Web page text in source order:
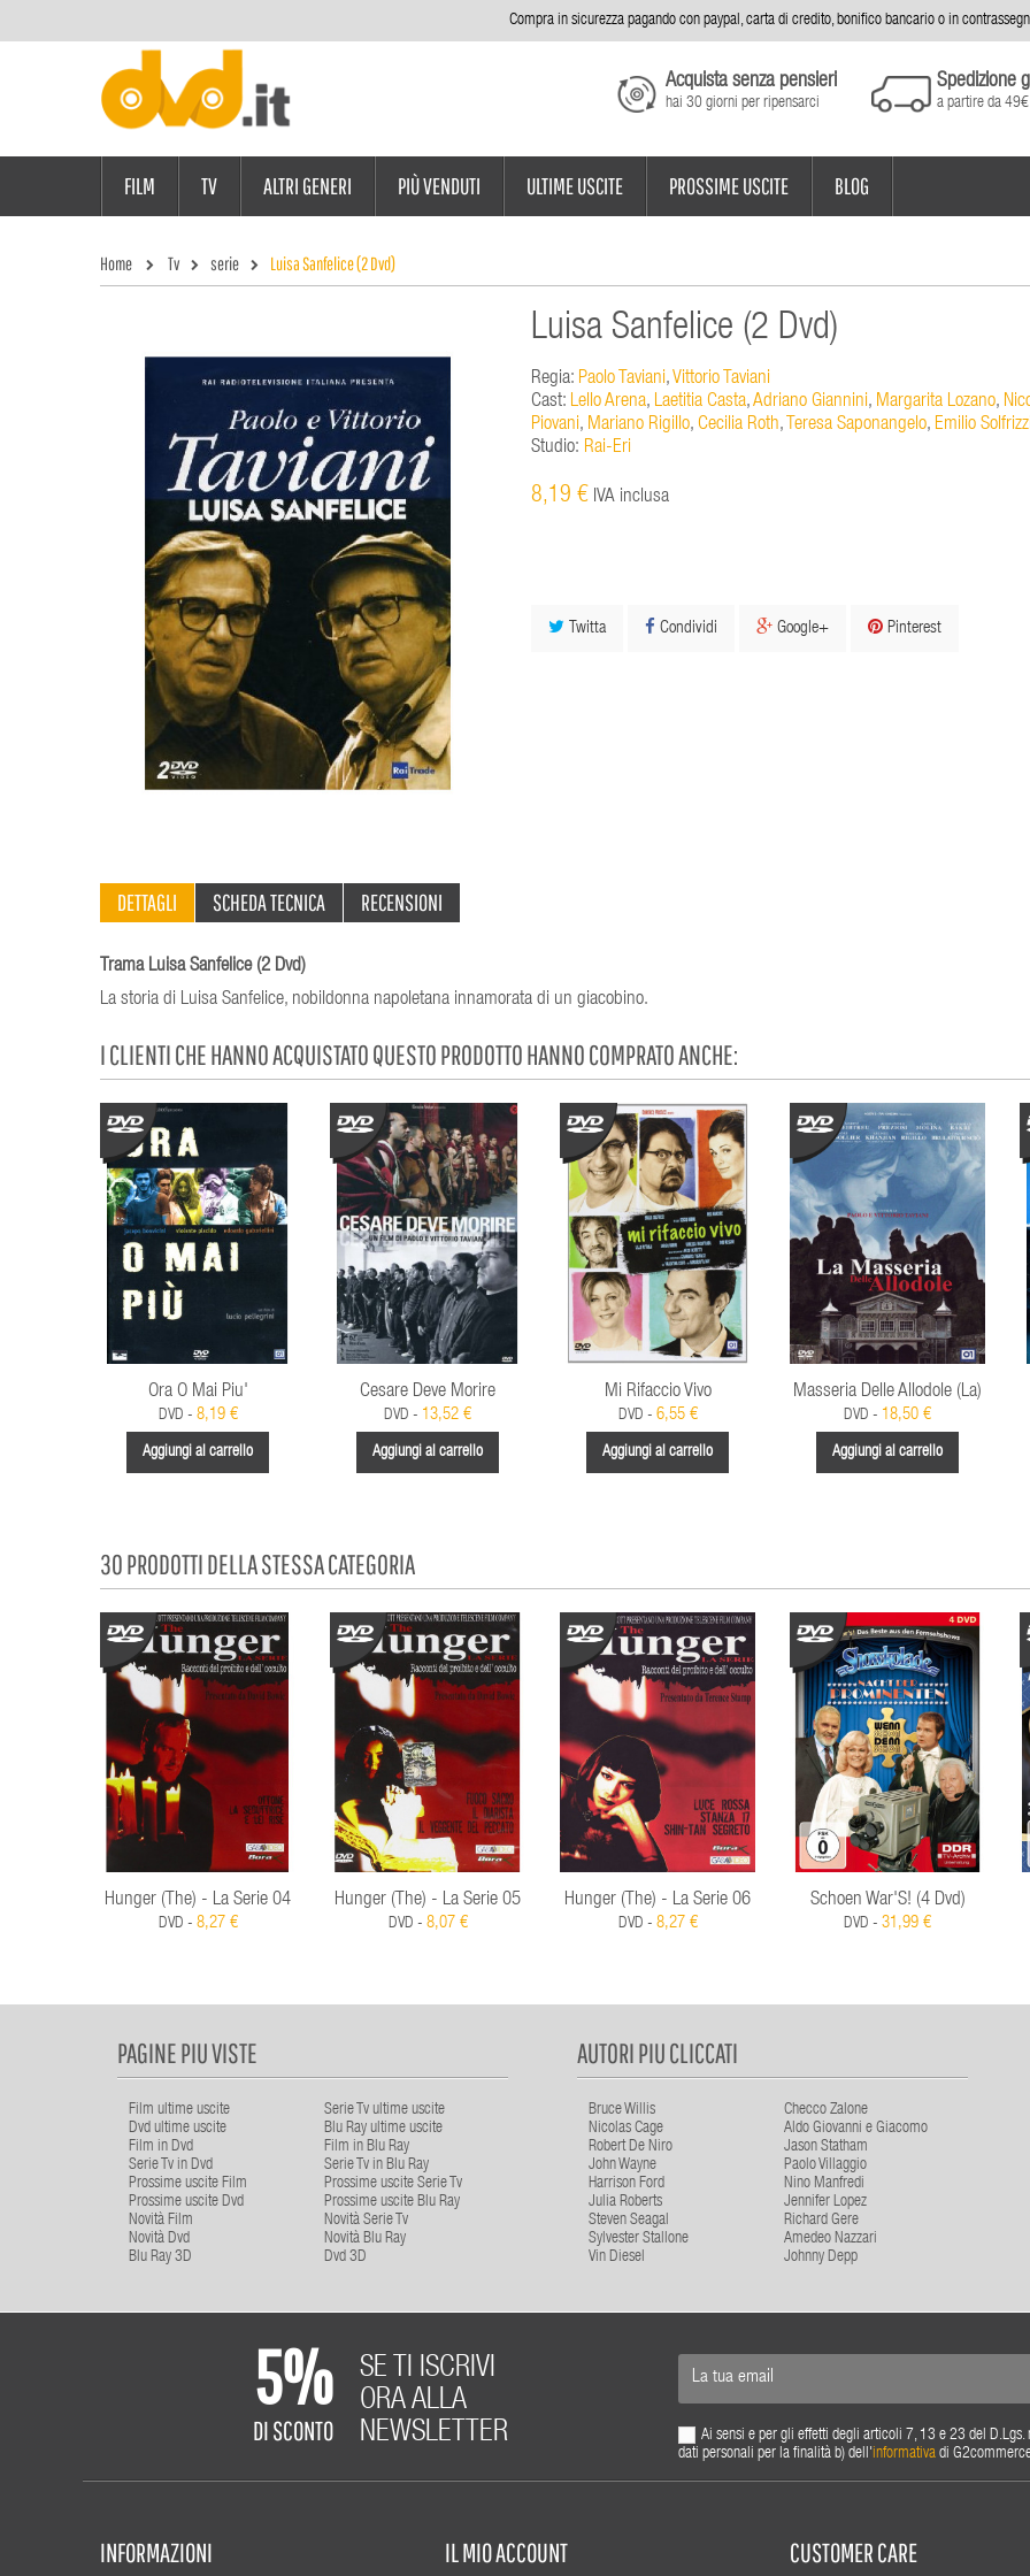
Compra in sicurezza pagando con paypal, carta di credito, bonifico bancario o in
Acquista senza pensieri
hai 30 giorni per ripensarci
Spedizione
a partire da 49€
FILM TV ALTRI GENERI PIÙ VENDUTI ULTIME USCITE PROSSIME USCITE BLOG
Home Tv serie Luisa Sanfelice (2 Dvd)
Luisa Sanfelice (2 Dvd)
Regia: Paolo Taviani,Vittorio Taviani
Cast: Lello Arena, Laetitia Casta,Adriano Giannini, Margarita Lozano,
Piovani, Mariano Rigillo, Cecilia Roth, Teresa Saponangelo, Emilio Solfrizzi
Studio: Rai-Eri
8,19 € IVA inclusa
Twitta Condividi Google+ Pinterest
DETTAGLI SCHEDA TECNICA RECENSIONI
Trama Luisa Sanfelice (2 Dvd)
La storia di Luisa Sanfelice, nobildonna napoletana innamorata di un giacobino.
I CLIENTI CHE HANNO ACQUISTATO QUESTO PRODOTTO HANNO COMPRATO ANCHE:
Ora O Mai Piu'
DVD - 8,19 €
Aggiungi al carrello
Cesare Deve Morire
DVD - 13,52 €
Aggiungi al carrello
Mi Rifaccio Vivo
DVD - 6,55 €
Aggiungi al carrello
Masseria Delle Allodole (La)
DVD - 18,50 €
Aggiungi al carrello
30 PRODOTTI DELLA STESSA CATEGORIA
Hunger (The) - La Serie 04
DVD - 8,27 €
Hunger (The) - La Serie 05
DVD - 8,07 €
Hunger (The) - La Serie 06
DVD - 8,27 €
Schoen War'S! (4 Dvd)
DVD - 31,99 €
PAGINE PIU VISTE
Film ultime uscite
Serie Tv ultime uscite
Dvd ultime uscite
Blu Ray ultime uscite
Film in Dvd
Film in Blu Ray
Serie Tv in Dvd
Serie Tv in Blu Ray
Prossime uscite Film
Prossime uscite Serie Tv
Prossime uscite Dvd
Prossime uscite Blu Ray
Novità Film
Novità Serie Tv
Novità Dvd
Novità Blu Ray
Blu Ray 3D
Dvd 3D
AUTORI PIU CLICCATI
Bruce Willis
Checco Zalone
Nicolas Cage
Aldo Giovanni e Giacomo
Robert De Niro
Jason Statham
John Wayne
Paolo Villaggio
Harrison Ford
Nino Manfredi
Julia Roberts
Jennifer Lopez
Steven Seagal
Richard Gere
Sylvester Stallone
Amedeo Nazzari
Vin Diesel
Johnny Depp
5%
DI SCONTO
SE TI ISCRIVI
ORA ALLA
NEWSLETTER
Ai sensi e per gli effetti degli articoli 7, 13 e 23 del
dati personali per la finalità b) dell'informativadi
INFORMAZIONI IL MIO ACCOUNT CUSTOMER CARE